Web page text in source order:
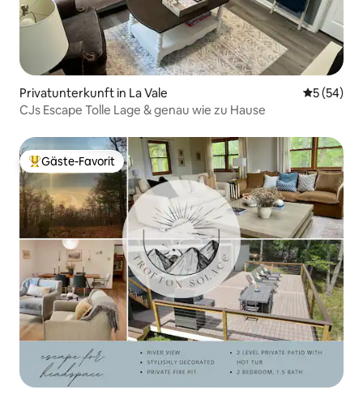
Privatunterkunft in La Vale
5 (54)
CJs Escape Tolle Lage & genau wie zu Hause
Beliebter Gäste-Favorit.
Gäste-Favorit